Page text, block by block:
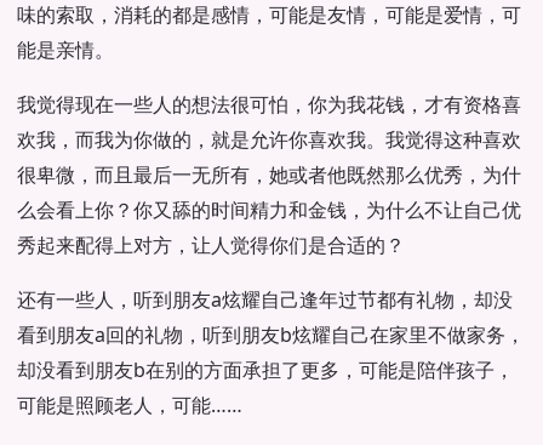
味的索取，消耗的都是感情，可能是友情，可能是爱情，可
能是亲情。
我觉得现在一些人的想法很可怕，你为我花钱，才有资格喜
欢我，而我为你做的，就是允许你喜欢我。我觉得这种喜欢
很卑微，而且最后一无所有，她或者他既然那么优秀，为什
么会看上你？你又舔的时间精力和金钱，为什么不让自己优
秀起来配得上对方，让人觉得你们是合适的？
还有一些人，听到朋友a炫耀自己逢年过节都有礼物，却没
看到朋友a回的礼物，听到朋友b炫耀自己在家里不做家务，
却没看到朋友b在别的方面承担了更多，可能是陪伴孩子，
可能是照顾老人，可能……